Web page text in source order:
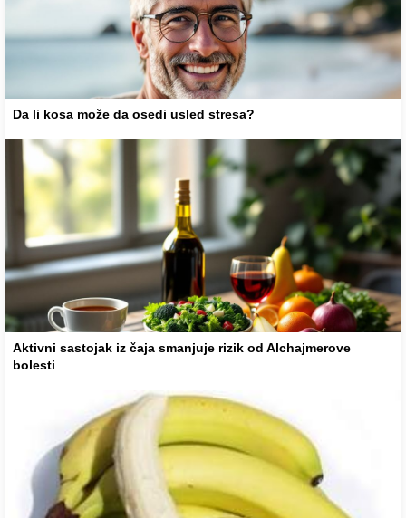
Da li kosa može da osedi usled stresa?
Aktivni sastojak iz čaja smanjuje rizik od Alchajmerove
bolesti